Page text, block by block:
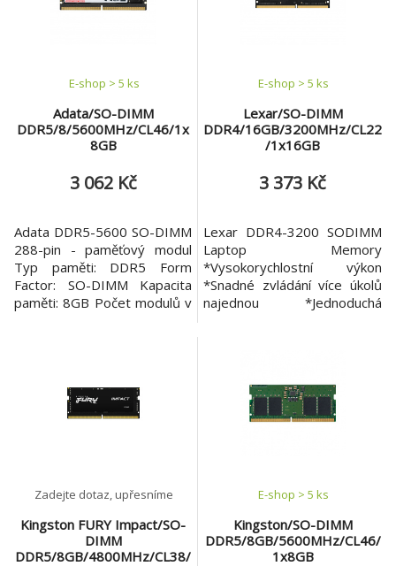
Adata/SO-DIMM
DDR5/8/5600MHz/CL46/1x
8GB
E-shop > 5 ks
3 062 Kč
Adata DDR5-5600 SO-DIMM
288-pin - paměťový modul
Typ paměti: DDR5 Form
Factor: SO-DIMM Kapacita
paměti: 8GB Počet modulů v
Lexar/SO-DIMM
DDR4/16GB/3200MHz/CL22
/1x16GB
E-shop > 5 ks
3 373 Kč
Lexar DDR4-3200 SODIMM
Laptop Memory
*Vysokorychlostní výkon
*Snadné zvládání více úkolů
najednou *Jednoduchá
v balení: 1 Určeno pro:
Laptop Kapacita paměti: 16
GB Frekvence paměti: 3200
Kingston FURY Impact/SO-
DIMM
DDR5/8GB/4800MHz/CL38/
Zadejte dotaz, upřesníme
Kingston/SO-DIMM
DDR5/8GB/5600MHz/CL46/
1x8GB
E-shop > 5 ks